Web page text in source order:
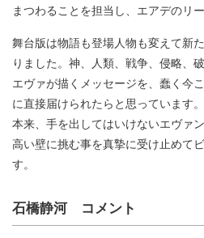
まつわることを担当し、エアデのリ
舞台版は物語も登場人物も変えて新
りました。神、人類、戦争、侵略、
エヴァが描くメッセージを、蠢く今
に直接届けられたらと思っています。
本来、手を出してはいけないエヴァ
高い壁に挑む事を真摯に受け止めて
す。
石橋静河 コメント